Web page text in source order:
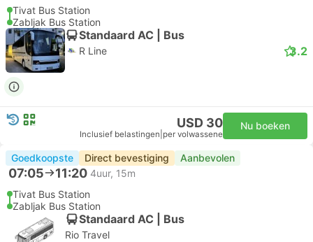
Tivat Bus Station
Zabljak Bus Station
Standaard AC | Bus
R Line 3.2
USD 30
Inclusief belastingen per volwassene
Nu boeken
Goedkoopste Direct bevestiging Aanbevolen
07:05 11:20 4uur, 15m
Tivat Bus Station
Zabljak Bus Station
Standaard AC | Bus
Rio Travel